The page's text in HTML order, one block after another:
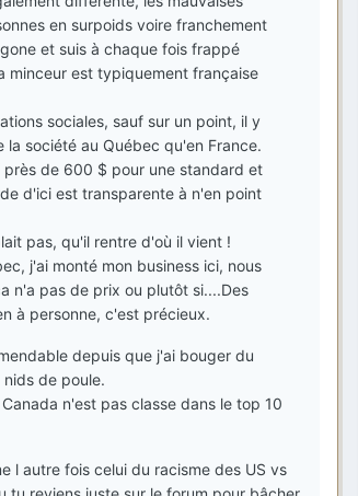
en surpoids voire franchement
et suis à chaque fois frappé
minceur est typiquement française
sociales, sauf sur un point, il y
société au Québec qu'en France.
de 600 $ pour une standard et
d'ici est transparente à n'en point
pas, qu'il rentre d'où il vient !
j'ai monté mon business ici, nous
n'a pas de prix ou plutôt si....Des
à personne, c'est précieux.
depuis que j'ai bouger du
de poule.
n'est pas classe dans le top 10
l autre fois celui du racisme des US vs